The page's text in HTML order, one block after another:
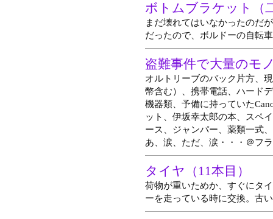
ボトムブラケット（
まだ壊れてはいなかったのだ
だったので、ボルドーの自転
盗難事件で大量のモ
オルトリーブのバック片方、
幣含む）、携帯電話、ハード
機器類、予備に持っていた
ット、伊坂幸太郎の本、スペ
ース、ジャンパー、薬類一式
あ、涙、ただ、涙・・・＠フ
タイヤ（11本目）
荷物が重いためか、すぐにタ
ーを走っている時に交換。古